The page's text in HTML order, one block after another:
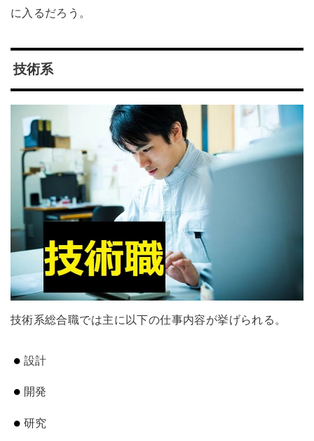
に入るだろう。
技術系
技術系総合職では主に以下の仕事内容が挙げられる。
設計
開発
研究